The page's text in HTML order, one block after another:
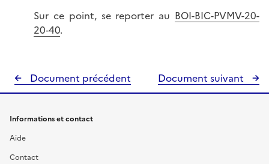
Sur ce point, se reporter au BOI-BIC-PVMV-20-
20-40.
Document précédent Document suivant
Informations et contact
Aide
Contact